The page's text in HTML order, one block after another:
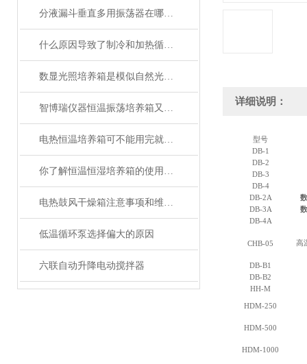
分液漏斗垂直多用振荡器在哪些实验中应用广泛？
什么原因导致了制冷和加热循环槽的水路泄露？专业解答！
数显光照培养箱是模似自然光的恒温设备
智博瑞仪器恒温振荡培养箱又添新品
电热恒温培养箱可不能用完就算了，这些保养工作一定要做到位！
你了解恒温恒湿培养箱的使用注意事项吗
电热鼓风干燥箱注意事项和维修原理
低温循环泵选择偏大的原因
六联自动升降电动搅拌器
详细说明：
型号
DB-1
DB-2
DB-3
DB-4
DB-2A
DB-3A
DB-4A
CHB-05 高
DB-B1
DB-B2
HH-M
HDM-250
HDM-500
HDM-1000